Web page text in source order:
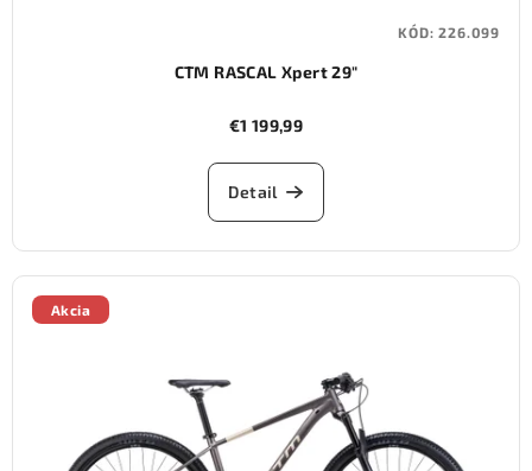
CTM RASCAL Xpert 29"
€1 199,99
Detail
KÓD:226.099
Akcia